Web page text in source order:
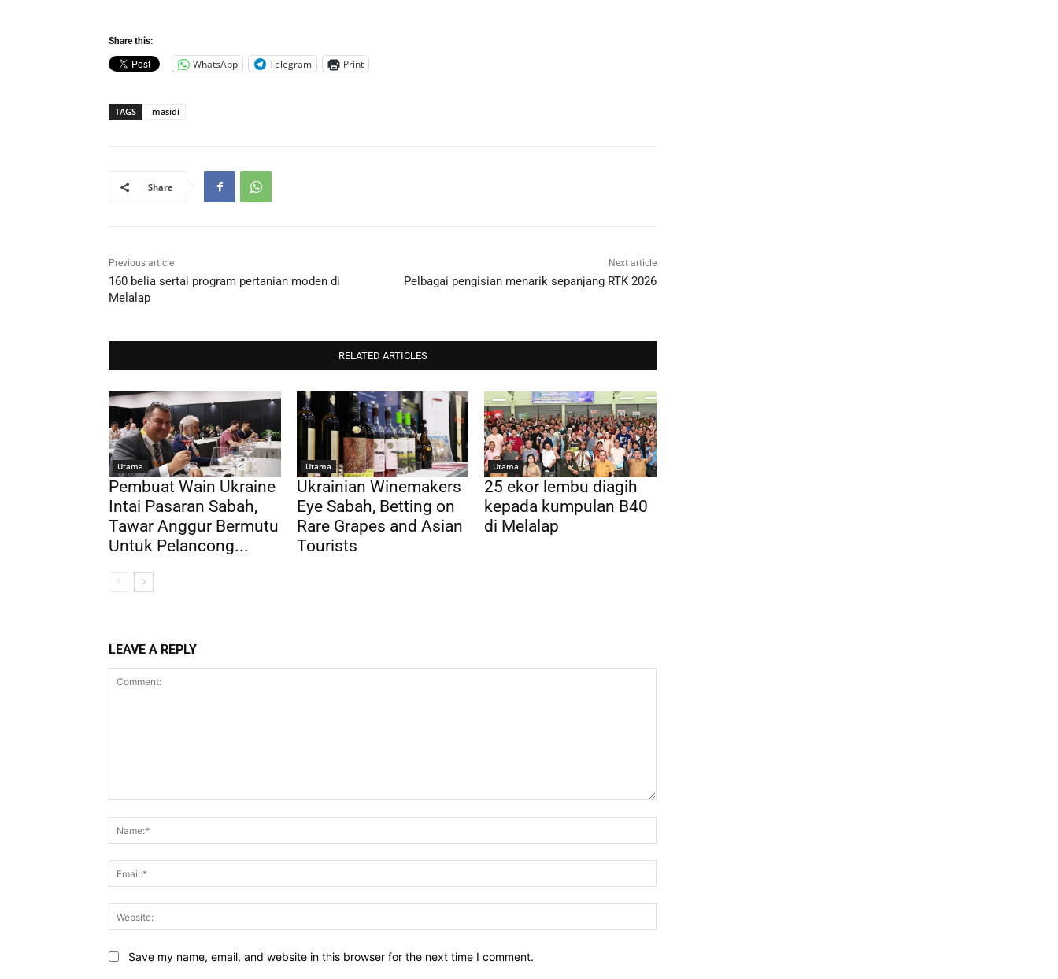
Share this:
WhatsApp Telegram Print
TAGS masidi
Share
Previous article
160 belia sertai program pertanian moden di
Melalap
Next article
Pelbagai pengisian menarik sepanjang RTK 2026
RELATED ARTICLES
Utama
Pembuat Wain Ukraine
Intai Pasaran Sabah,
Tawar Anggur Bermutu
Untuk Pelancong...
Utama
Ukrainian Winemakers
Eye Sabah, Betting on
Rare Grapes and Asian
Tourists
Utama
25 ekor lembu diagih
kepada kumpulan B40
di Melalap
LEAVE A REPLY
Save my name, email, and website in this browser for the next time I comment.